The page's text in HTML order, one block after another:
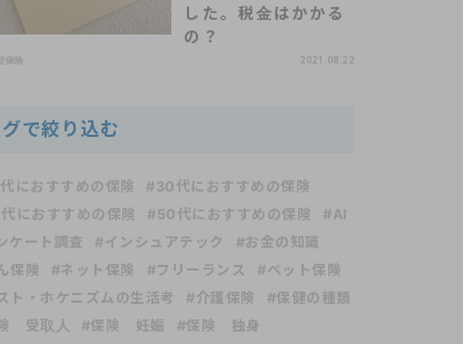
した。税金はかかる
の？
保険 2021.08.22
で絞り込む
におすすめの保険
#30代におすすめの保険
におすすめの保険
#50代におすすめの保険
#AI
ケート調査
#インシュアテック
#お金の知識
保険
#ネット保険 #フリーランス
#ペット保険
ト・ホケニズムの生活考
#介護保険
#保健の種類
受取人
#保険 妊娠
#保険 独身